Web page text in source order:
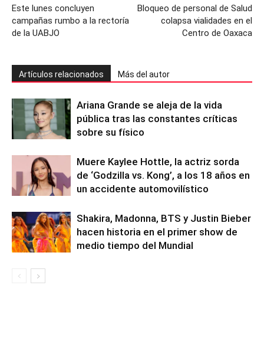
Este lunes concluyen
campañas rumbo a la rectoría
de la UABJO
Bloqueo de personal de Salud
colapsa vialidades en el
Centro de Oaxaca
Artículos relacionados Más del autor
Ariana Grande se aleja de la vida
pública tras las constantes críticas
sobre su físico
Muere Kaylee Hottle, la actriz sorda
de ‘Godzilla vs. Kong’, a los 18 años en
un accidente automovilístico
Shakira, Madonna, BTS y Justin Bieber
hacen historia en el primer show de
medio tiempo del Mundial